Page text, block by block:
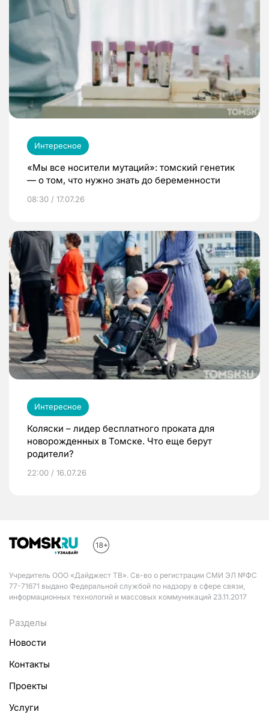
Интересное
«Мы все носители мутаций»: томский генетик
— о том, что нужно знать до беременности
08:30 / 17.07.26
Интересное
Коляски – лидер бесплатного проката для
новорожденных в Томске. Что еще берут
родители?
22:00 / 16.07.26
Учредитель ООО «Дайджест ТВ». Св-во о регистрации СМИ ЭЛ №ФС
77-71671 выдано Федеральной службой по надзору в сфере связи,
информационных технологий и массовых коммуникаций 23.11.2017
Разделы
Новости
Контакты
Проекты
Услуги